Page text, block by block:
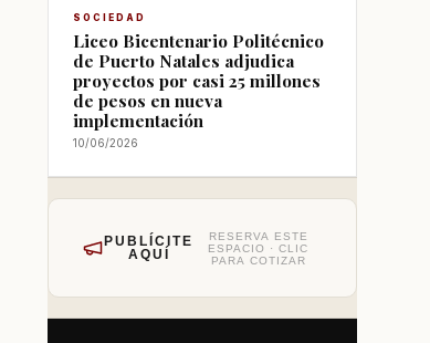
SOCIEDAD
Liceo Bicentenario Politécnico
de Puerto Natales adjudica
proyectos por casi 25 millones
de pesos en nueva
implementación
10/06/2026
PUBLÍCITE
AQUÍ
RESERVA ESTE
ESPACIO · CLIC
PARA COTIZAR